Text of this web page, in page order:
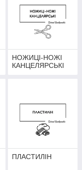
НОЖИЦІ-НОЖІ
КАНЦЕЛЯРСЬКІ
ПЛАСТИЛІН